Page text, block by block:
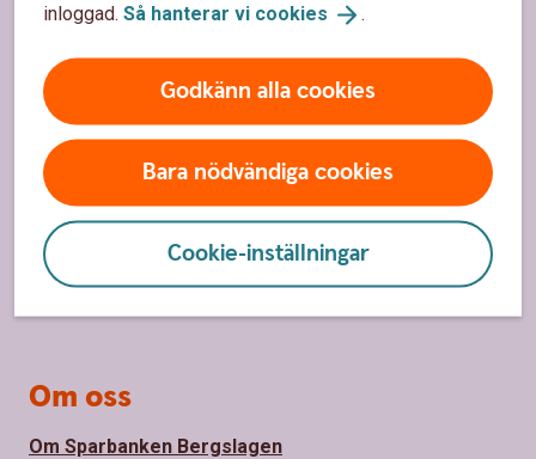
inloggad. Så hanterar vi cookies .
Godkänn alla cookies
Bara nödvändiga cookies
Cookie-inställningar
Sidfot
Hitta snabbt
Kundservice
Spärrhjälp
Hitta bankkontor
Bli kund
Om oss
Om Sparbanken Bergslagen